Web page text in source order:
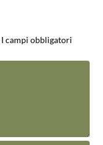
I campi obbligatori